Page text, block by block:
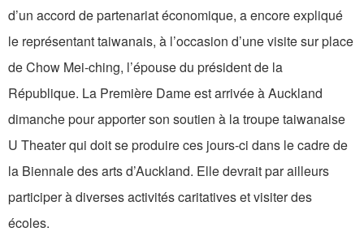
d’un accord de partenariat économique, a encore expliqué
le représentant taiwanais, à l’occasion d’une visite sur place
de Chow Mei-ching, l’épouse du président de la
République. La Première Dame est arrivée à Auckland
dimanche pour apporter son soutien à la troupe taiwanaise
U Theater qui doit se produire ces jours-ci dans le cadre de
la Biennale des arts d’Auckland. Elle devrait par ailleurs
participer à diverses activités caritatives et visiter des
écoles.